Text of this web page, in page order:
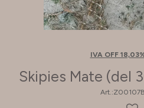
IVA OFF
Skipies Mate (del